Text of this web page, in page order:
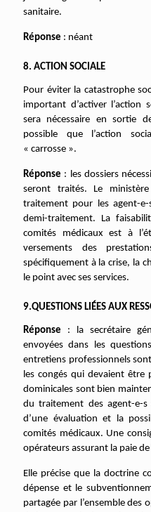
sanitaire.
Réponse : néant
8. ACTION SOCIALE
Pour éviter la catastrophe
important d’activer l’action
sera nécessaire en sortie
possible que l’action
« carrosse ».
Réponse : les dossiers
seront traités. Le
traitement pour les agent-
demi-traitement. La
comités médicaux est à
versements des
spécifiquement à la crise, la
le point avec ses services.
9.QUESTIONS LIÉES AUX
Réponse : la secrétaire
envoyées dans les
entretiens professionnels
les congés qui devaient
dominicales sont bien
du traitement des agent-e-
d’une évaluation et la
comités médicaux. Une
opérateurs assurant la paie
Elle précise que la doctrine
dépense et le
partagée par l’ensemble des